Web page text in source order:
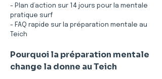
- Plan d’action sur 14 jours pour la mentale
pratique surf
- FAQ rapide sur la préparation mentale au
Teich
Pourquoi la préparation mentale
change la donne au Teich